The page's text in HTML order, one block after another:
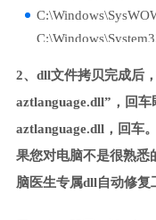
2、dll文件拷贝完成后
aztlanguage.dll”，回
aztlanguage.dll，回车
果您对电脑不是很熟悉
脑医生专属dll自动修复